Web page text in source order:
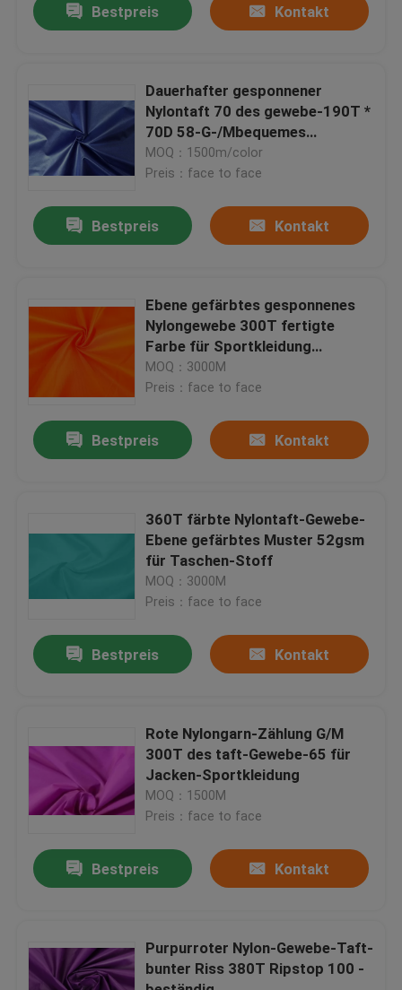
Werksführung
Kontaktieren Sie uns
Fordern Sie ein Zitat
Polyester-Taftgewebe
Polyester-Gewebe
Bestpreis Kontakt
Dauerhafter gesponnener
Nylontaft 70 des gewebe-190T *
70D 58-G-/Mbequemes
Handgefühl
MOQ：1500m/color
Preis：face to face
Bestpreis Kontakt
Ebene gefärbtes gesponnenes
Nylongewebe 300T fertigte
Farbe für Sportkleidung
besonders an
MOQ：3000M
Preis：face to face
Bestpreis Kontakt
360T färbte Nylontaft-Gewebe-
Ebene gefärbtes Muster 52gsm
für Taschen-Stoff
MOQ：3000M
Preis：face to face
Bestpreis Kontakt
Rote Nylongarn-Zählung G/M
300T des taft-Gewebe-65 für
Jacken-Sportkleidung
MOQ：1500M
Preis：face to face
Bestpreis Kontakt
Purpurroter Nylon-Gewebe-Taft-
bunter Riss 380T Ripstop 100 -